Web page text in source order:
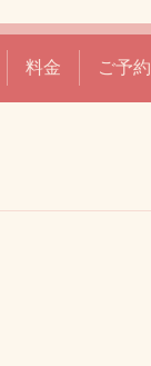
料金 ご予約